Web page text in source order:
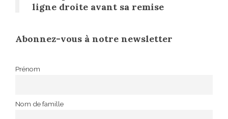
ligne droite avant sa remise
Abonnez-vous à notre newsletter
Prénom
Nom de famille